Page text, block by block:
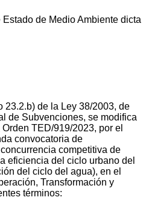
de Medio Ambiente dicta
23.2.b) de la Ley 38/2003, de
de Subvenciones, se modifica
TED/919/2023, por el
convocatoria de
competitiva de
eficiencia del ciclo urbano del
del ciclo del agua), en el
Transformación y
términos: